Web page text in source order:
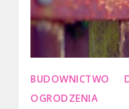
BUDOWNICTWO
OGRODZENIA